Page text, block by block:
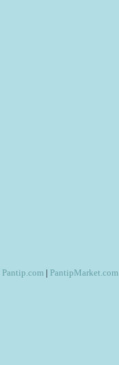
Pantip.com | PantipMarket.com